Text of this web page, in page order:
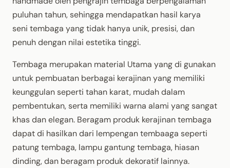
puluhan tahun, sehingga mendapatkan hasil karya
seni tembaga yang tidak hanya unik, presisi, dan
penuh dengan nilai estetika tinggi.
Tembaga merupakan material Utama yang di gunakan
untuk pembuatan berbagai kerajinan yang memiliki
keunggulan seperti tahan karat, mudah dalam
pembentukan, serta memiliki warna alami yang sangat
khas dan elegan. Beragam produk kerajinan tembaga
dapat di hasilkan dari lempengan tembaaga seperti
patung tembaga, lampu gantung tembaga, hiasan
dinding, dan beragam produk dekoratif lainnya.